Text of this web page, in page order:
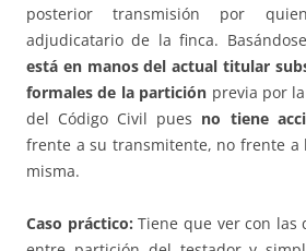
posterior transmisión por
adjudicatario de la finca.
está en manos del actual titular
formales de la partición previa por
del Código Civil pues no tiene
frente a su transmitente, no frente a
misma.
Caso práctico: Tiene que ver con las